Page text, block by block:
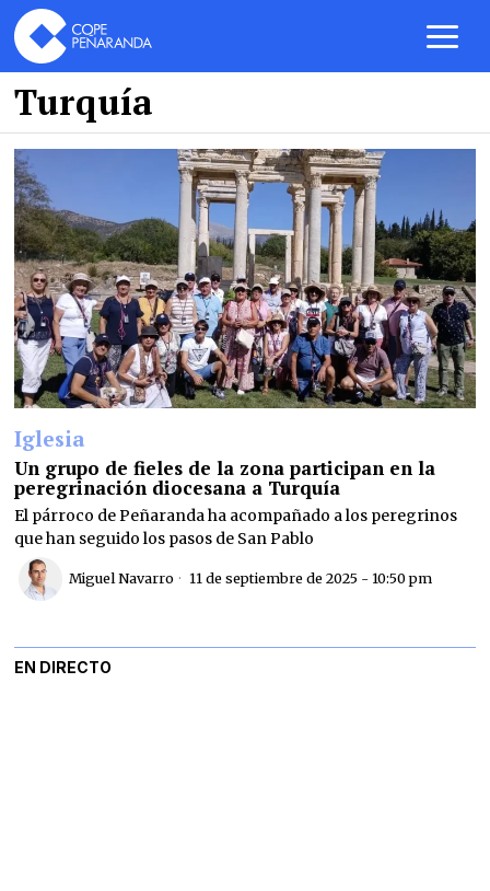
Turquía
Iglesia
Un grupo de fieles de la zona participan en la
peregrinación diocesana a Turquía
El párroco de Peñaranda ha acompañado a los peregrinos
que han seguido los pasos de San Pablo
Miguel Navarro 11 de septiembre de 2025 - 10:50 pm
EN DIRECTO